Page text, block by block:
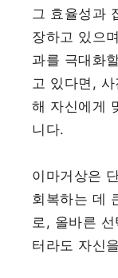
그 효율성과
장하고 있으
과를 극대화
고 있다면,
해 자신에게
니다.
이마거상은
회복하는 데
로, 올바른
터라도 자신